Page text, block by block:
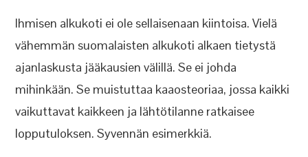
Ihmisen alkukoti ei ole sellaisenaan kiintoisa. Vielä
vähemmän suomalaisten alkukoti alkaen tietystä
ajanlaskusta jääkausien välillä. Se ei johda
mihinkään. Se muistuttaa kaaosteoriaa, jossa kaikki
vaikuttavat kaikkeen ja lähtötilanne ratkaisee
lopputuloksen. Syvennän esimerkkiä.